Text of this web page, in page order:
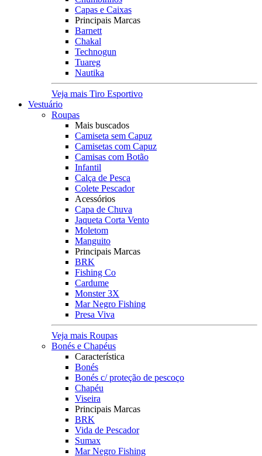
Capas e Caixas
Principais Marcas
Barnett
Chakal
Technogun
Tuareg
Nautika
Veja mais Tiro Esportivo
Vestuário
Roupas
Mais buscados
Camiseta sem Capuz
Camisetas com Capuz
Camisas com Botão
Infantil
Calça de Pesca
Colete Pescador
Acessórios
Capa de Chuva
Jaqueta Corta Vento
Moletom
Manguito
Principais Marcas
BRK
Fishing Co
Cardume
Monster 3X
Mar Negro Fishing
Presa Viva
Veja mais Roupas
Bonés e Chapéus
Característica
Bonés
Bonés c/ proteção de pescoço
Chapéu
Viseira
Principais Marcas
BRK
Vida de Pescador
Sumax
Mar Negro Fishing